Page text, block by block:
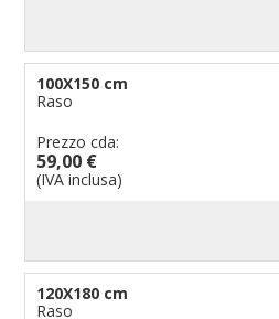
100X150 cm
Raso
Prezzo cda:
59,00 €
(IVA inclusa)
120X180 cm
Raso